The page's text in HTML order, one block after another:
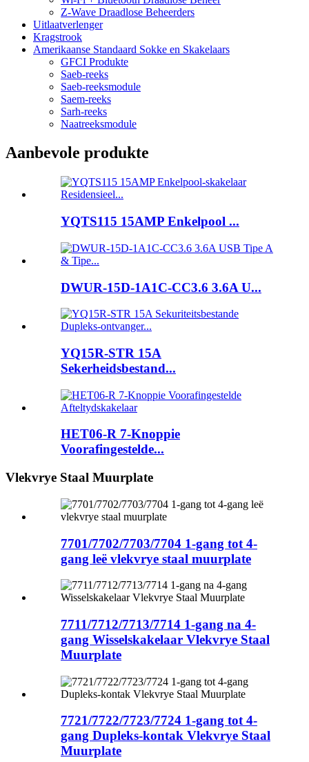
Z-Wave Draadlose Beheerders
Uitlaatverlenger
Kragstrook
Amerikaanse Standaard Sokke en Skakelaars
GFCI Produkte
Saeb-reeks
Saeb-reeksmodule
Saem-reeks
Sarh-reeks
Naatreeksmodule
Aanbevole produkte
YQTS115 15AMP Enkelpool ...
DWUR-15D-1A1C-CC3.6 3.6A U...
YQ15R-STR 15A
Sekerheidsbestand...
HET06-R 7-Knoppie
Voorafingestelde...
Vlekvrye Staal Muurplate
7701/7702/7703/7704 1-gang tot 4-
gang leë vlekvrye staal muurplate
7711/7712/7713/7714 1-gang na 4-
gang Wisselskakelaar Vlekvrye Staal
Muurplate
7721/7722/7723/7724 1-gang tot 4-
gang Dupleks-kontak Vlekvrye Staal
Muurplate